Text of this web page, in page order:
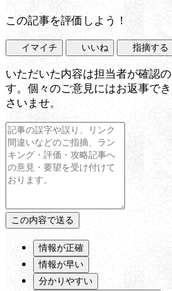
この記事を評価しよう！
イマイチ いいね 指摘する
いただいた内容は担当者が確認
す。個々のご意見にはお返事で
さいませ。
情報が正確
情報が早い
分かりやすい